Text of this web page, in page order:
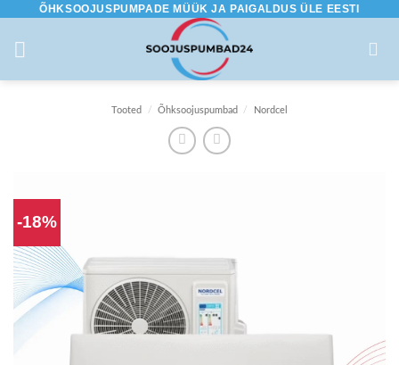
content
ÕHKSOOJUSPUMPADE MÜÜK JA PAIGALDUS ÜLE EESTI
Tooted / Õhksoojuspumbad / Nordcel
-18%